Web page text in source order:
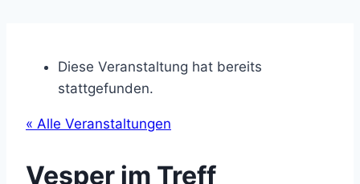
Diese Veranstaltung hat bereits
stattgefunden.
« Alle Veranstaltungen
Vesper im Treff